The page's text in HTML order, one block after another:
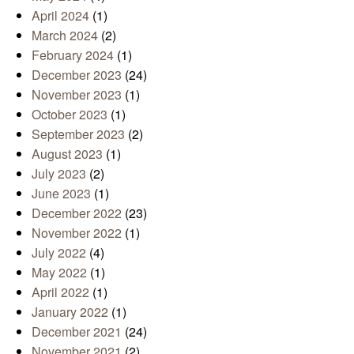
April 2024 (1)
March 2024 (2)
February 2024 (1)
December 2023 (24)
November 2023 (1)
October 2023 (1)
September 2023 (2)
August 2023 (1)
July 2023 (2)
June 2023 (1)
December 2022 (23)
November 2022 (1)
July 2022 (4)
May 2022 (1)
April 2022 (1)
January 2022 (1)
December 2021 (24)